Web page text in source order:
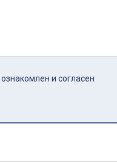
ознакомлен и согласен